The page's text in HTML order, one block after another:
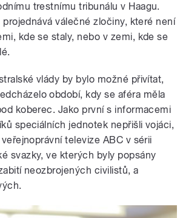
trestnímu tribunálu v Haagu.
válečné zločiny, které není
kde se staly, nebo v zemi, kde se
vlády by bylo možné přivítat,
období, kdy se aféra měla
koberec. Jako první s informacemi
speciálních jednotek nepřišli vojáci,
televize ABC v sérii
svazky, ve kterých byly popsány
neozbrojených civilistů, a